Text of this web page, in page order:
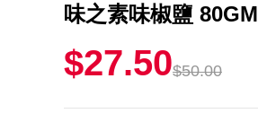
味之素味椒鹽 80GM
$27.50$50.00